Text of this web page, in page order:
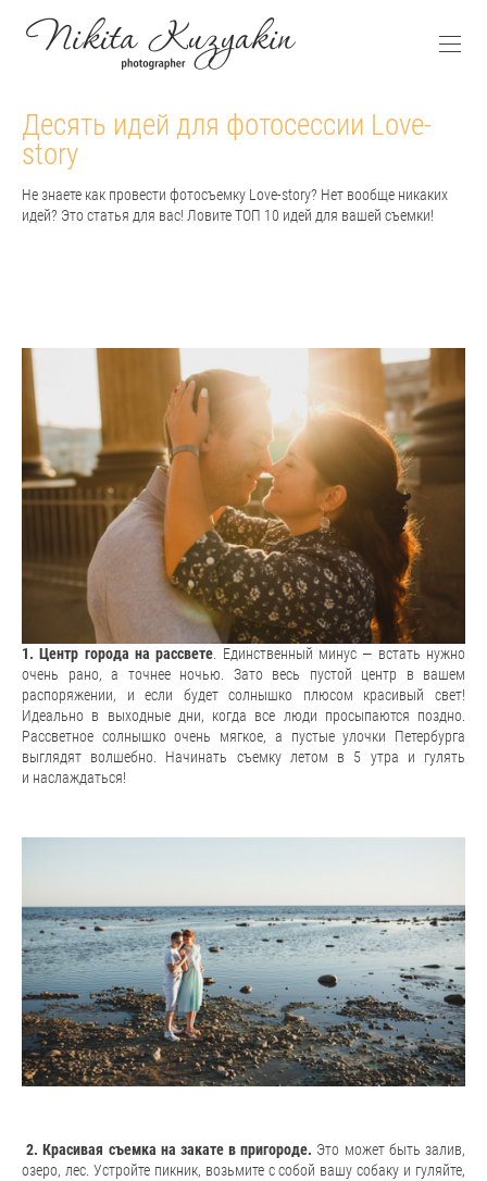
Десять идей для фотосессии Love-
story
Не знаете как провести фотосъемку Love-story? Нет вообще никаких
идей? Это статья для вас! Ловите ТОП 10 идей для вашей съемки!
1. Центр города на рассвете . Единственный минус — встать нужно
очень рано, а точнее ночью. Зато весь пустой центр в вашем
распоряжении, и если будет солнышко плюсом красивый свет!
Идеально в выходные дни, когда все люди просыпаются поздно.
Рассветное солнышко очень мягкое, а пустые улочки Петербурга
выглядят волшебно. Начинать съемку летом в 5 утра и гулять
и наслаждаться!
2. Красивая съемка на закате в пригороде. Это может быть залив,
озеро, лес. Устройте пикник, возьмите с собой вашу собаку и гуляйте,